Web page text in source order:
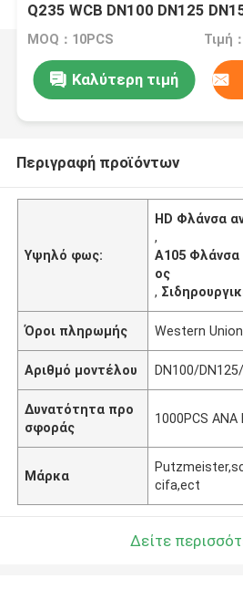
Q235 WCB DN100 DN125
MOQ：10PCS
Καλύτερη τιμή
Περιγραφή προϊόντων
Υψηλό φως:
HD Φλάνσα
,
Α105 Φλάνσα
ος
,
Όροι πληρωμής Western
Αριθμό μοντέλου DN100/
Δυνατότητα προ
σφοράς
1000PCS
Μάρκα
cifa,ect
Δείτε